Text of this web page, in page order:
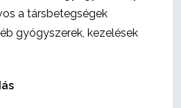
a társbetegségek
gyógyszerek, kezelések